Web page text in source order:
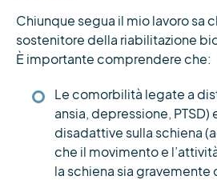
Chiunque segua il mio lavoro sa
sostenitore della riabilitazione
È importante comprendere che:
Le comorbilità legate a
ansia, depressione, PTSD)
disadattive sulla schiena
che il movimento e
la schiena sia gravemente